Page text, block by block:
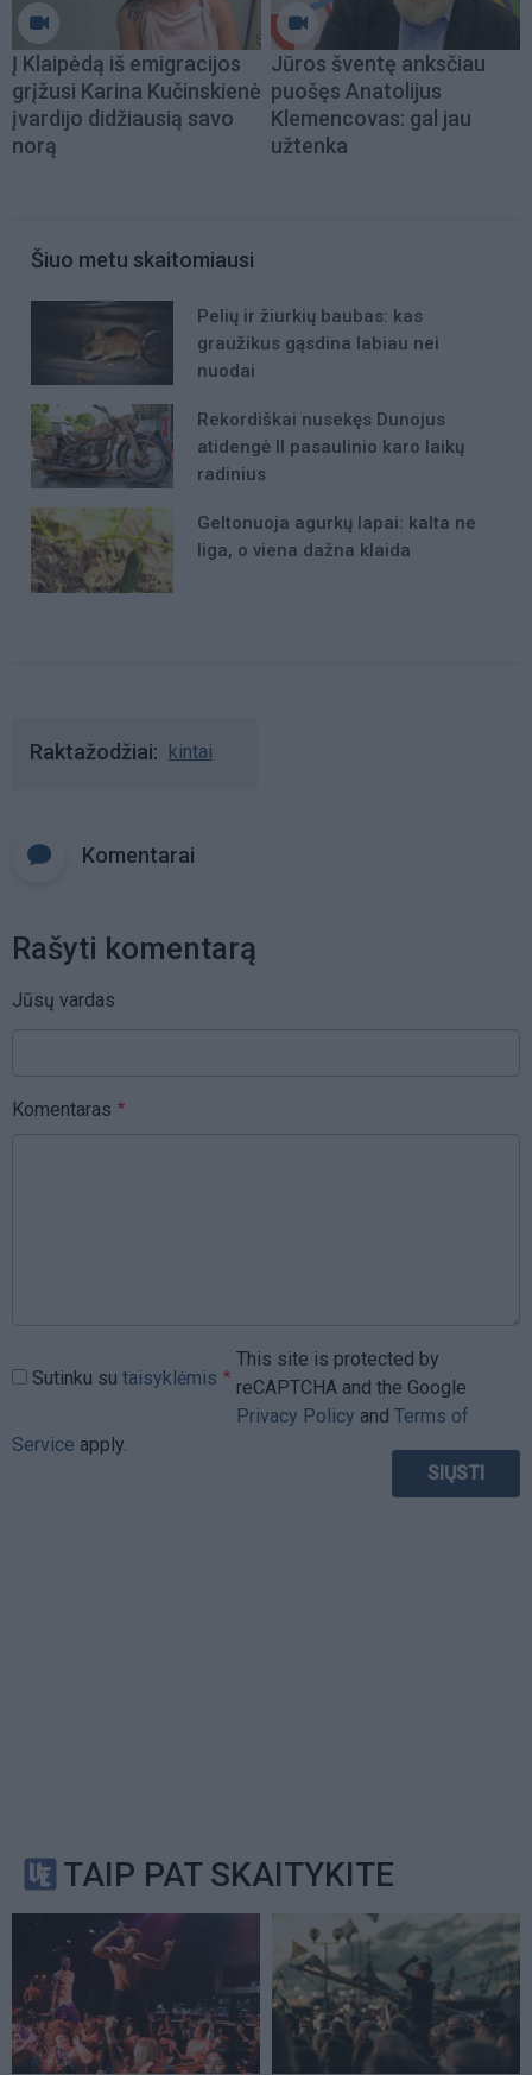
Į Klaipėdą iš emigracijos
grįžusi Karina Kučinskienė
įvardijo didžiausią savo
norą
Jūros šventę anksčiau
puošęs Anatolijus
Klemencovas: gal jau
užtenka
Šiuo metu skaitomiausi
Pelių ir žiurkių baubas: kas
graužikus gąsdina labiau nei
nuodai
Rekordiškai nusekęs Dunojus
atidengė II pasaulinio karo laikų
radinius
Geltonuoja agurkų lapai: kalta ne
liga, o viena dažna klaida
Raktažodžiai kintai
Komentarai
Rašyti komentarą
Jūsų vardas
Komentaras
Sutinku su taisyklėmis
This site is protected by
reCAPTCHA and the Google
Privacy Policy and Terms of
Service apply.
TAIP PAT SKAITYKITE